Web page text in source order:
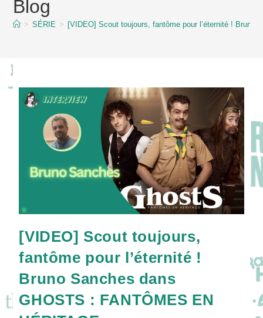
contentBlog
> SÉRIE > [VIDEO] Scout toujours, fantôme pour l’éternité ! Bruno
[VIDEO] Scout toujours,
fantôme pour l’éternité !
Bruno Sanches dans
GHOSTS : FANTÔMES EN